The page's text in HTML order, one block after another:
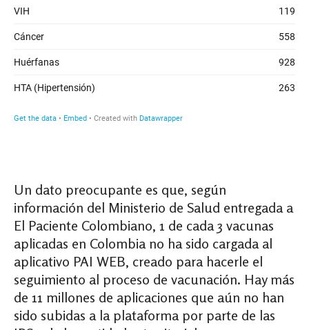
Un dato preocupante es que, según
información del Ministerio de Salud entregada a
El Paciente Colombiano, 1 de cada 3 vacunas
aplicadas en Colombia no ha sido cargada al
aplicativo PAI WEB, creado para hacerle el
seguimiento al proceso de vacunación. Hay más
de 11 millones de aplicaciones que aún no han
sido subidas a la plataforma por parte de las